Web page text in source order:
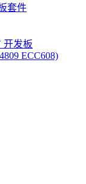
套件
开发板
ECC608)